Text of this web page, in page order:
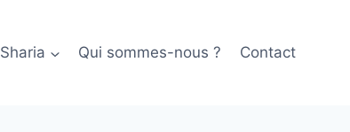
Sharia Qui sommes-nous ? Contact